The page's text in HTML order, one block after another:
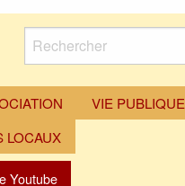
Rechercher
VIE PUBLIQUE
LOCAUX
Youtube